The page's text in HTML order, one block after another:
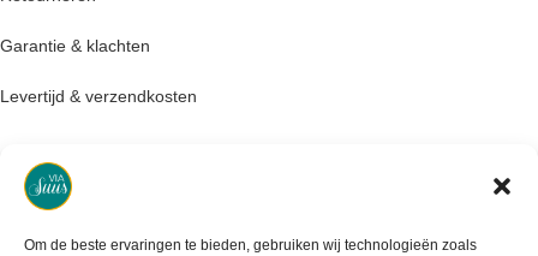
Om de beste ervaringen te bieden, gebruiken wij technologieën zoals
Garantie & klachten
Levertijd & verzendkosten